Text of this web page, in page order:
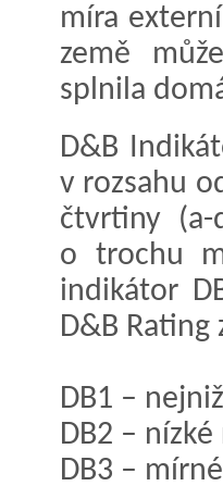
míra
země
splnila
D&B
v rozsahu
čtvrtiny (a-
o trochu
indikátor
D&B
DB1 –
DB2 –
DB3 –